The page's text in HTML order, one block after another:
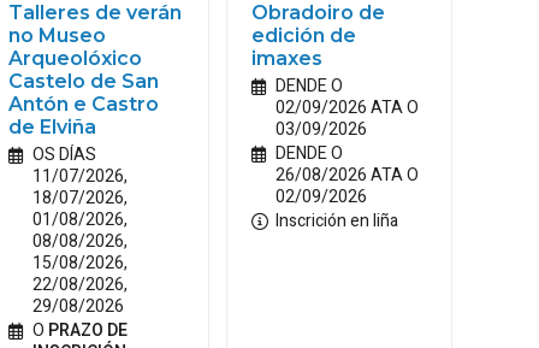
Talleres de verán
no Museo
Arqueolóxico
Castelo de San
Antón e Castro
de Elviña
OS DÍAS
11/07/2026,
18/07/2026,
01/08/2026,
08/08/2026,
15/08/2026,
22/08/2026,
29/08/2026
O PRAZO DE
Obradoiro de
edición de
imaxes
DENDE O
02/09/2026 ATA O
03/09/2026
DENDE O
26/08/2026 ATA O
02/09/2026
Inscrición en liña